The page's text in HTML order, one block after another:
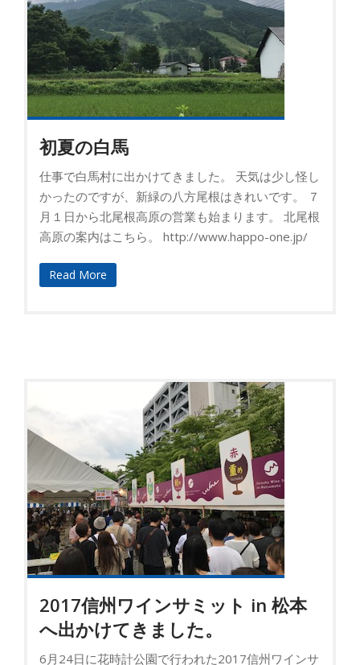
初夏の白馬
仕事で白馬村に出かけてきました。 天気は少し怪し
かったのですが、新緑の八方尾根はきれいです。 ７
月１日から北尾根高原の営業も始まります。 北尾根
高原の案内はこちら。 http://www.happo-one.jp/
Read More
2017信州ワインサミット in 松本
へ出かけてきました。
6月24日に花時計公園で行われた2017信州ワインサ